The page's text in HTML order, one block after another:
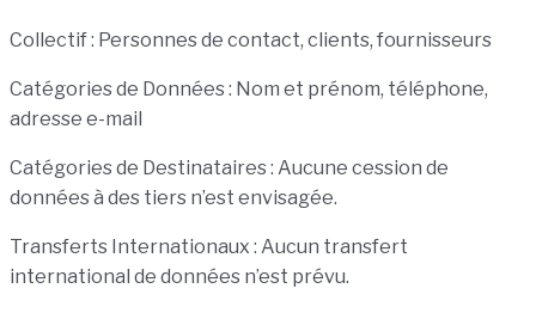
Collectif : Personnes de contact, clients, fournisseurs
Catégories de Données : Nom et prénom, téléphone,
adresse e-mail
Catégories de Destinataires : Aucune cession de
données à des tiers n’est envisagée.
Transferts Internationaux : Aucun transfert
international de données n’est prévu.